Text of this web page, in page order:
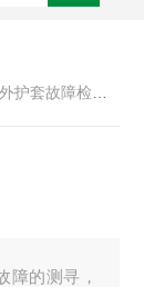
套故障检测仪
障的测寻，